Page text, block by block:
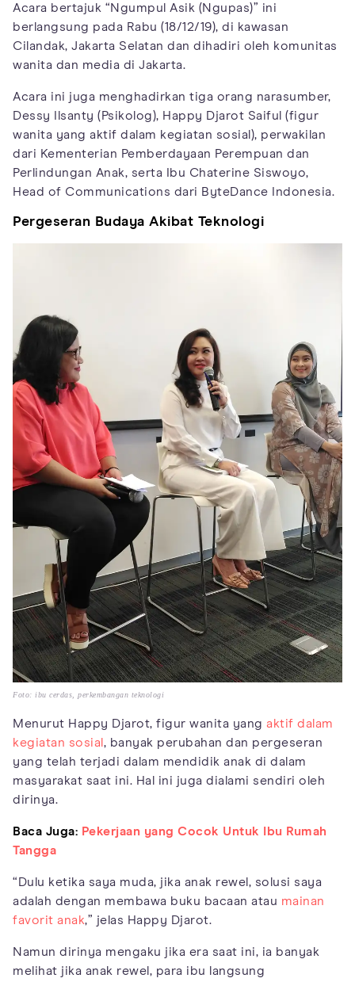
Acara bertajuk “Ngumpul Asik (Ngupas)” ini
berlangsung pada Rabu (18/12/19), di kawasan
Cilandak, Jakarta Selatan dan dihadiri oleh komunitas
wanita dan media di Jakarta.
Acara ini juga menghadirkan tiga orang narasumber,
Dessy Ilsanty (Psikolog), Happy Djarot Saiful (figur
wanita yang aktif dalam kegiatan sosial), perwakilan
dari Kementerian Pemberdayaan Perempuan dan
Perlindungan Anak, serta Ibu Chaterine Siswoyo,
Head of Communications dari ByteDance Indonesia.
Pergeseran Budaya Akibat Teknologi
Foto: ibu cerdas, perkembangan teknologi
Menurut Happy Djarot, figur wanita yang aktif dalam
kegiatan sosial , banyak perubahan dan pergeseran
yang telah terjadi dalam mendidik anak di dalam
masyarakat saat ini. Hal ini juga dialami sendiri oleh
dirinya.
Baca Juga: Pekerjaan yang Cocok Untuk Ibu Rumah
Tangga
“Dulu ketika saya muda, jika anak rewel, solusi saya
adalah dengan membawa buku bacaan atau mainan
favorit anak,” jelas Happy Djarot.
Namun dirinya mengaku jika era saat ini, ia banyak
melihat jika anak rewel, para ibu langsung